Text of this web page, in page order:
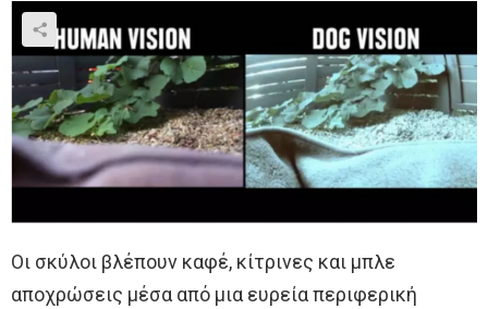
Οι σκύλοι βλέπουν καφέ, κίτρινες και μπλε
αποχρώσεις μέσα από μια ευρεία περιφερική